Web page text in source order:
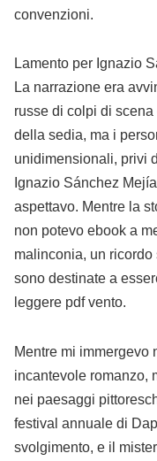
convenzioni.
Lamento per Ignazio
La narrazione era
russe di colpi di
della sedia, ma i
unidimensionali, privi
Ignazio Sánchez
aspettavo. Mentre la
non potevo ebook a
malinconia, un
sono destinate a
leggere pdf vento.
Mentre mi immergevo
incantevole romanzo,
nei paesaggi
festival annuale di
svolgimento, e il